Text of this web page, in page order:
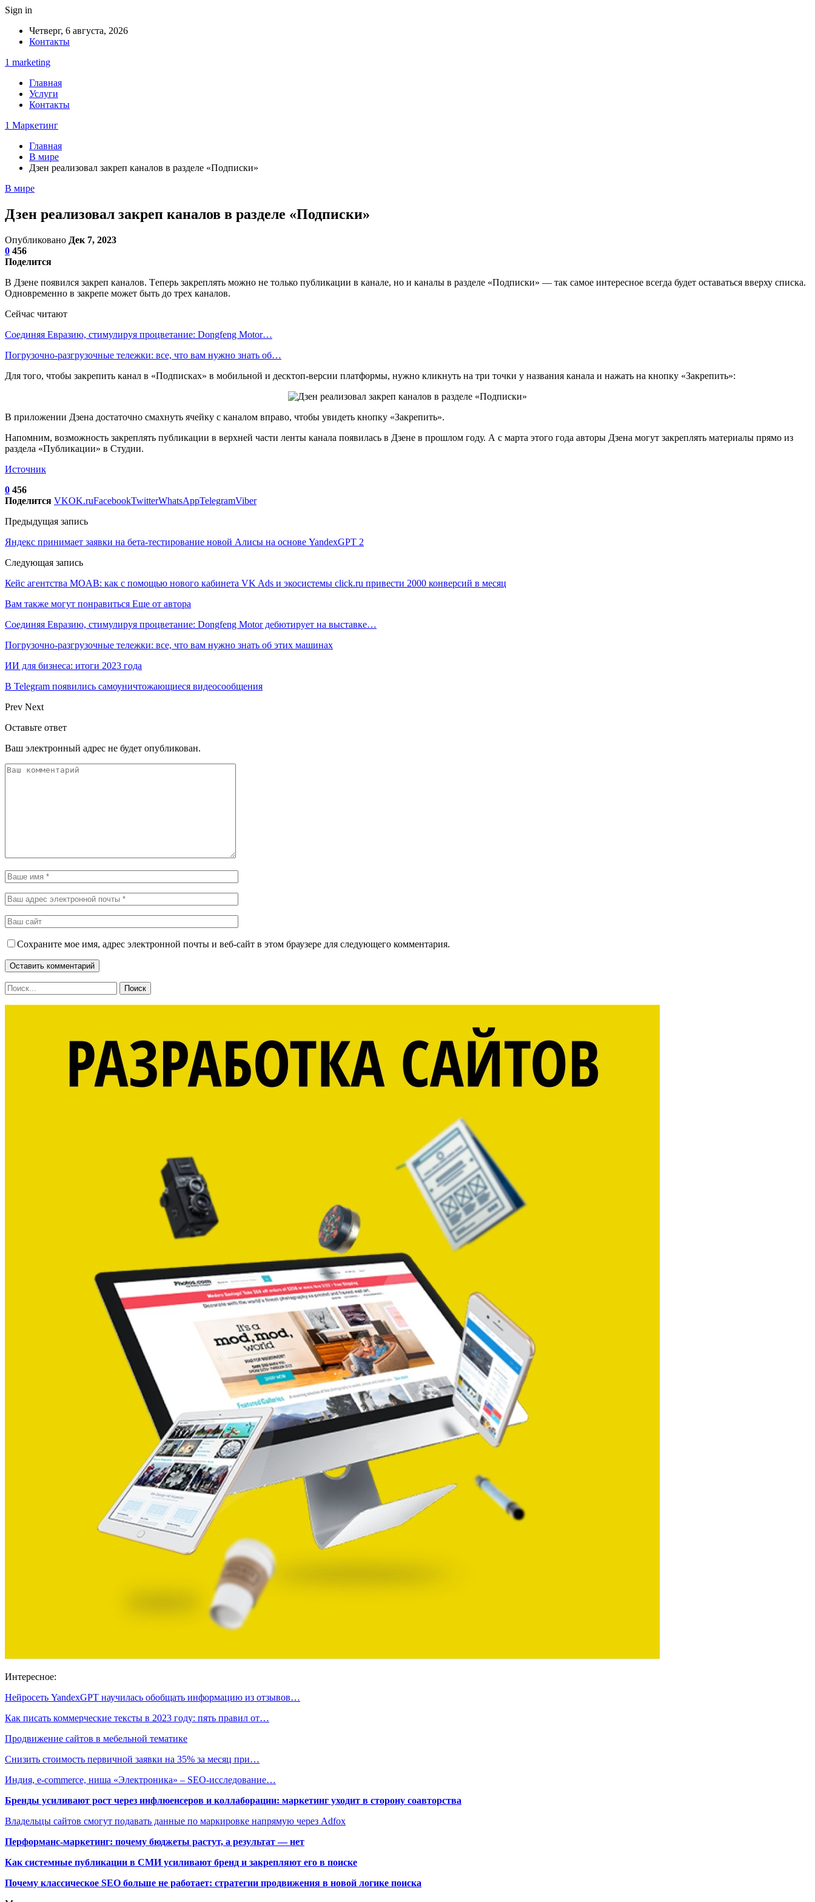
Sign in
Четверг, 6 августа, 2026
Контакты
1 marketing
Главная
Услуги
Контакты
1 Маркетинг
Главная
В мире
Дзен реализовал закреп каналов в разделе «Подписки»
В мире
Дзен реализовал закреп каналов в разделе «Подписки»
Опубликовано Дек 7, 2023
0 456
Поделится
В Дзене появился закреп каналов. Tеперь закреплять можно не только публикации в канале, но и каналы в разделе «Подписки» — так самое интересное всегда будет оставаться вверху списка.
Одновременно в закрепе может быть до трех каналов.
Сейчас читают
Соединяя Евразию, стимулируя процветание: Dongfeng Motor…
Погрузочно-разгрузочные тележки: все, что вам нужно знать об…
Для того, чтобы закрепить канал в «Подписках» в мобильной и десктоп-версии платформы, нужно кликнуть на три точки у названия канала и нажать на кнопку «Закрепить»:
В приложении Дзена достаточно смахнуть ячейку с каналом вправо, чтобы увидеть кнопку «Закрепить».
Напомним, возможность закреплять публикации в верхней части ленты канала появилась в Дзене в прошлом году. А с марта этого года авторы Дзена могут закреплять материалы прямо из
раздела «Публикации» в Студии.
Источник
0 456
Поделится VKOK.ruFacebookTwitterWhatsAppTelegramViber
Предыдущая запись
Яндекс принимает заявки на бета-тестирование новой Алисы на основе YandexGPT 2
Следующая запись
Кейс агентства MOAB: как с помощью нового кабинета VK Ads и экосистемы click.ru привести 2000 конверсий в месяц
Вам также могут понравиться Еще от автора
Соединяя Евразию, стимулируя процветание: Dongfeng Motor дебютирует на выставке…
Погрузочно-разгрузочные тележки: все, что вам нужно знать об этих машинах
ИИ для бизнеса: итоги 2023 года
В Telegram появились самоуничтожающиеся видеосообщения
Prev Next
Оставьте ответ
Ваш электронный адрес не будет опубликован.
Сохраните мое имя, адрес электронной почты и веб-сайт в этом браузере для следующего комментария.
Интересное:
Нейросеть YandexGPT научилась обобщать информацию из отзывов…
Как писать коммерческие тексты в 2023 году: пять правил от…
Продвижение сайтов в мебельной тематике
Снизить стоимость первичной заявки на 35% за месяц при…
Индия, e-commerce, ниша «Электроника» – SEO-исследование…
Бренды усиливают рост через инфлюенсеров и коллаборации: маркетинг уходит в сторону соавторства
Владельцы сайтов смогут подавать данные по маркировке напрямую через Adfox
Перформанс-маркетинг: почему бюджеты растут, а результат — нет
Как системные публикации в СМИ усиливают бренд и закрепляют его в поиске
Почему классическое SEO больше не работает: стратегии продвижения в новой логике поиска